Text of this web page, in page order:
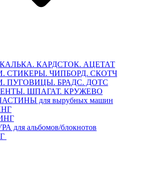
КАРДСТОК. АЦЕТАТ
СТИКЕРЫ. ЧИПБОРД. СКОТЧ
ПУГОВИЦЫ. БРАДС. ДОТС
ШПАГАТ. КРУЖЕВО
для вырубных машин
для альбомов/блокнотов